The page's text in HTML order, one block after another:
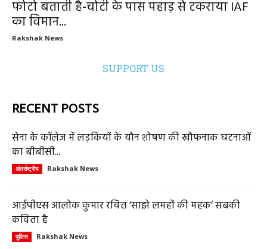
फोटो बताती है-चोटी के पास पहाड़ से टकराया IAF
का विमान...
Rakshak News
SUPPORT US
RECENT POSTS
सेना के कॉलेज में लड़कियों के यौन शोषण की खौफनाक घटनाओं
का बीबीसी...
अंतर्राष्ट्रीय Rakshak News
आईपीएस आलोक कुमार रचित ‘साझे लमहों की महक’ सबकी
कविता है
पुलिस Rakshak News